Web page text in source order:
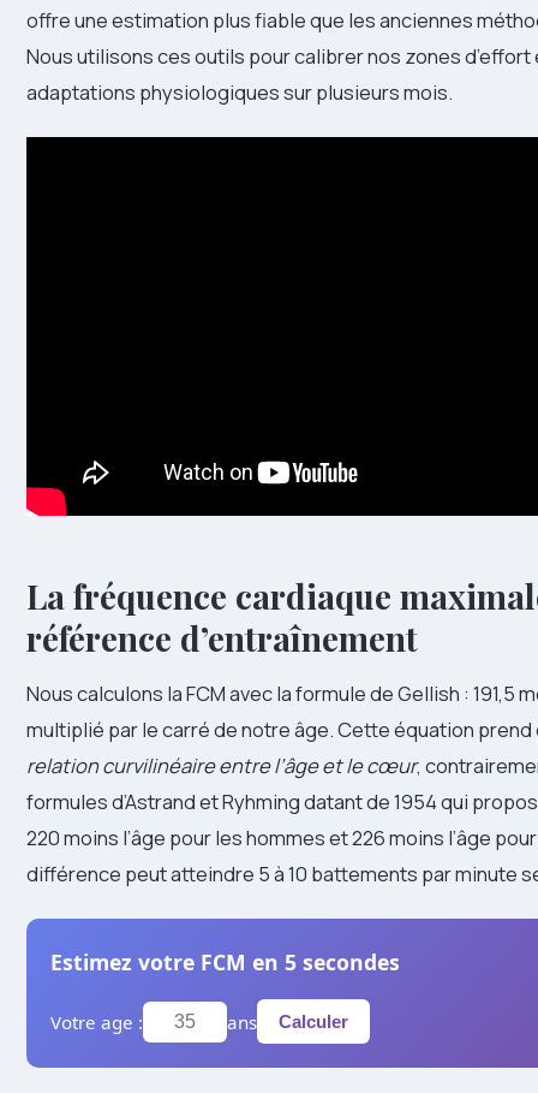
offre une estimation plus fiable que les anciennes
Nous utilisons ces outils pour calibrer nos zones
adaptations physiologiques sur plusieurs mois.
La fréquence cardiaque
référence d’entraînement
Nous calculons la FCM avec la formule de Gellish : 191,5
multiplié par le carré de notre âge. Cette équation
relation curvilinéaire entre l’âge et le cœur,
formules d’Astrand et Ryhming datant de 1954 qui
220 moins l’âge pour les hommes et 226 moins l’âge
différence peut atteindre 5 à 10 battements par minute
Estimez votre FCM en 5 secondes
Votre age : ans Calculer